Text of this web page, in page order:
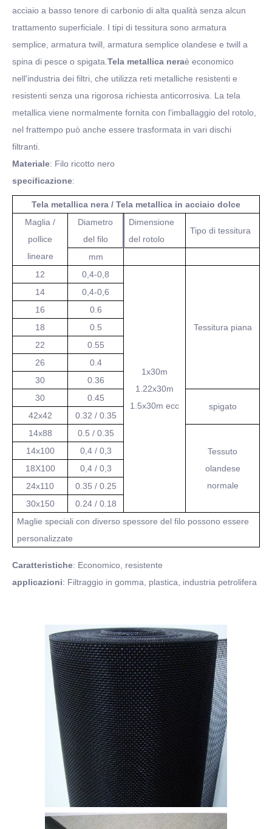
acciaio a basso tenore di carbonio di alta qualità senza alcun
trattamento superficiale. I tipi di tessitura sono armatura
semplice, armatura twill, armatura semplice olandese e twill a
spina di pesce o spigata. Tela metallica neraè economico
nell'industria dei filtri, che utilizza reti metalliche resistenti e
resistenti senza una rigorosa richiesta anticorrosiva. La tela
metallica viene normalmente fornita con l'imballaggio del rotolo,
nel frattempo può anche essere trasformata in vari dischi
filtranti.
Materiale: Filo ricotto nero
specificazione:
Tela metallica nera / Tela metallica in acciaio dolce
Maglia /
pollice
lineare
Diametro
del filo
Dimensione
del rotolo
Tipo di tessitura
mm
12
0,4-0,8
1x30m
1.22x30m
1.5x30m ecc
Tessitura piana
14
0,4-0,6
16
0.6
18
0.5
22
0.55
26
0.4
30
0.36
30
0.45
spigato
42x42
0.32 / 0.35
14x88
0.5 / 0.35
Tessuto
olandese
normale
14x100
0,4 / 0,3
18X100
0,4 / 0,3
24x110
0.35 / 0.25
30x150
0.24 / 0.18
Maglie speciali con diverso spessore del filo possono essere
personalizzate
Caratteristiche: Economico, resistente
applicazioni: Filtraggio in gomma, plastica, industria petrolifera